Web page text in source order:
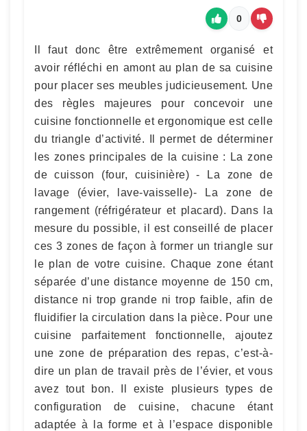
0
Il faut donc être extrêmement organisé et
avoir réfléchi en amont au plan de sa cuisine
pour placer ses meubles judicieusement. Une
des règles majeures pour concevoir une
cuisine fonctionnelle et ergonomique est celle
du triangle d’activité. Il permet de déterminer
les zones principales de la cuisine : La zone
de cuisson (four, cuisinière) - La zone de
lavage (évier, lave-vaisselle)- La zone de
rangement (réfrigérateur et placard). Dans la
mesure du possible, il est conseillé de placer
ces 3 zones de façon à former un triangle sur
le plan de votre cuisine. Chaque zone étant
séparée d’une distance moyenne de 150 cm,
distance ni trop grande ni trop faible, afin de
fluidifier la circulation dans la pièce. Pour une
cuisine parfaitement fonctionnelle, ajoutez
une zone de préparation des repas, c’est-à-
dire un plan de travail près de l’évier, et vous
avez tout bon. Il existe plusieurs types de
configuration de cuisine, chacune étant
adaptée à la forme et à l’espace disponible